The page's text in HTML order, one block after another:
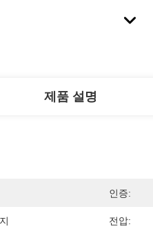
제품 설명
인증:
전압: